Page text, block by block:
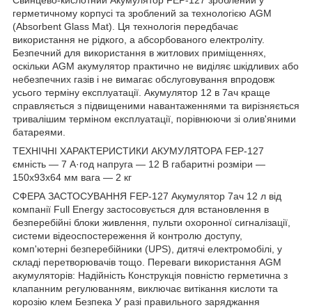
герметичному корпусі та зроблений за технологією AGM
(Absorbent Glass Mat). Ця технологія передбачає
використання не рідкого, а абсорбованого електроліту.
Безпечний для використання в житлових приміщеннях,
оскільки AGM акумулятор практично не виділяє шкідливих або
небезпечних газів і не вимагає обслуговування впродовж
усього терміну експлуатації. Акумулятор 12 в 7ач краще
справляється з підвищеними навантаженнями та вирізняється
тривалішим терміном експлуатації, порівнюючи зі олив'яними
батареями.
ТЕХНІЧНІ ХАРАКТЕРИСТИКИ АКУМУЛЯТОРА FEP-127
ємність — 7 A·год напруга — 12 В габаритні розміри —
150х93х64 мм вага — 2 кг
СФЕРА ЗАСТОСУВАННЯ FEP-127 Акумулятор 7ач 12 л від
компанії Full Energy застосовується для встановлення в
безперебійні блоки живлення, пульти охоронної сигналізації,
системи відеоспостереження й контролю доступу,
комп'ютерні безперебійники (UPS), дитячі електромобілі, у
складі перетворювачів тощо. Переваги використання AGM
акумуляторів: Надійність Конструкція повністю герметична з
клапанним регулюванням, виключає витікання кислоти та
корозію клем Безпека У разі правильного заряджання